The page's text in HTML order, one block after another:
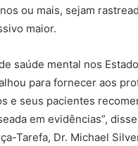
ou mais, sejam
maior.
saúde mental nos
para fornecer aos
e seus pacientes
em evidências”,
Tarefa, Dr. Michael